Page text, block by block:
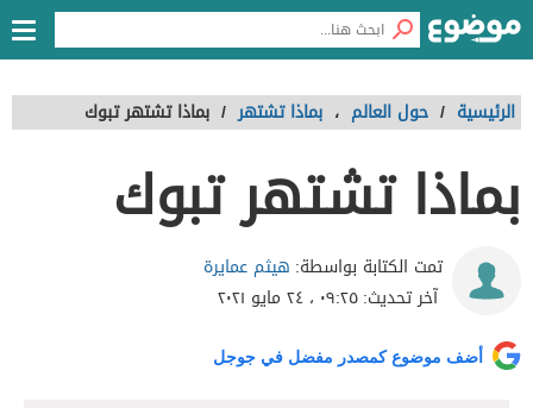
الرئيسية / حول العالم ، بماذا تشتهر / بماذا تشتهر تبوك
بماذا تشتهر تبوك
تمت الكتابة بواسطة: هيثم عمايرة
آخر تحديث:٠٩:٢٥ ، ٢٤ مايو ٢٠٢١
أضف موضوع كمصدر مفضل في جوجل